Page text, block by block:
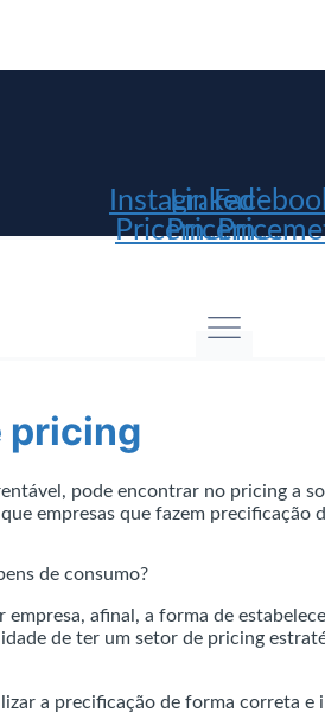
Instagram
Pricemet
Linkedin
Pricemet
pricing
pode encontrar no pricing a
empresas que fazem
afinal, a forma de
de ter um setor de pricing
a precificação de forma correta